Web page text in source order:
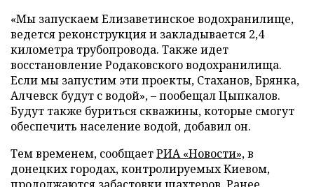
«Мы запускаем Елизаветинское водохранилище,
ведется реконструкция и закладывается 2,4
километра трубопровода. Также идет
восстановление Родаковского водохранилища.
Если мы запустим эти проекты, Стаханов, Брянка,
Алчевск будут с водой», – пообещал Цыпкалов.
Будут также буриться скважины, которые смогут
обеспечить население водой, добавил он.
Тем временем, сообщаетРИА «Новости»,в
донецких городах, контролируемых Киевом,